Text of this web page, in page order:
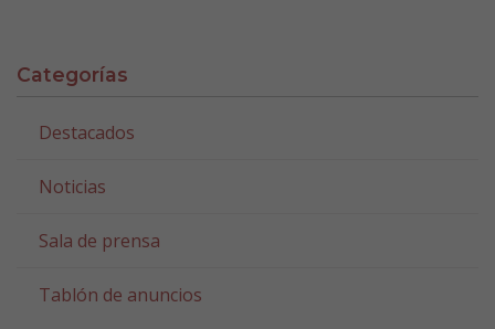
Categorías
Destacados
Noticias
Sala de prensa
Tablón de anuncios